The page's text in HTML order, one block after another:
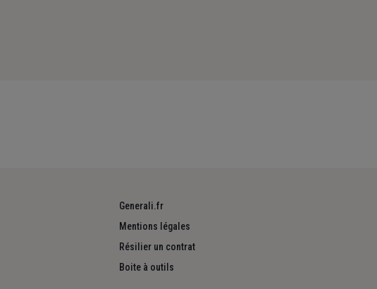
Generali.fr
Mentions légales
Résilier un contrat
Boite à outils